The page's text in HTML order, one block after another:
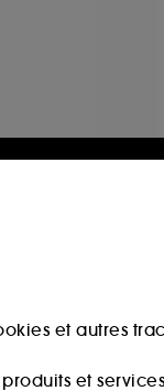
et autres
et